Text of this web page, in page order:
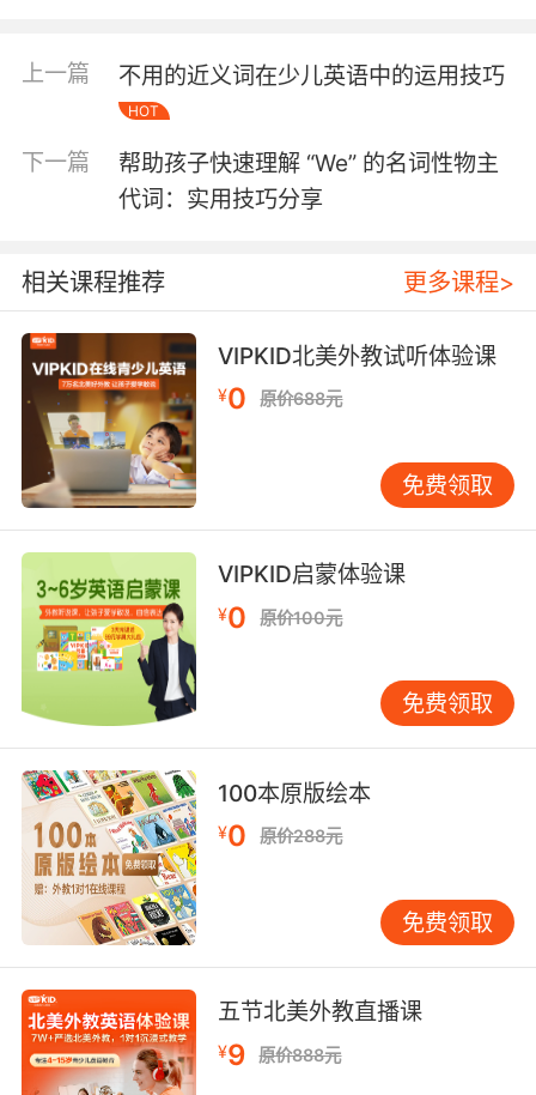
趣，还能通过反复的哼唱加深对发音规则的理
观地理解长元音和短元音的区别。例如，可以制
作一些带有不同颜色标记的单词卡片，用红色标
提示，孩子可以更容易地区分和理解这些发音规
则。此外，还可以利用图表或海报的形式，将常
见的长元音和短元音单词进行分类展示，帮助孩
子系统地学习和记忆。
角色扮演和故事讲述 角色扮演和故事讲述是激发
孩子想象力和创造力的好方法。通过设计一些与
长元音和短元音相关的小故事，让孩子扮演其中
的角色，并在故事中反复使用这些发音规则的单
词，孩子可以在情境中自然而然地掌握这些规
事，让孩子扮演森林中的小动物，通过对话和互
动来学习和区分长元音和短元音。这样的方式不
仅能够让孩子在故事情境中感受到学习的乐趣，
还能通过角色扮演加深对发音规则的理解。
利用多感官学习 多感官学习是指通过视觉、听
觉、触觉等多种感官的协同作用来增强学习效
可以尝试利用多感官学习的方法。例如，可以让
孩子通过触摸不同形状的字母卡片来感受长元音
和短元音的区别，或者通过听录音并模仿发音来
加深对规则的理解。此外，还可以利用动作和手
势来辅助记忆，例如在发音时做出相应的手势，
帮助孩子更直观地理解这些发音规则。
可以通过日常的互动来帮助孩子掌握长元音和短
元音。例如，可以在日常生活中与孩子进行“元音
接龙”游戏，家长说出一个单词，孩子需要接出一
上一篇 不用的近义词在少儿英语中的运用技巧
HOT
下一篇
帮助孩子快速理解 “We” 的名词性物主
代词：实用技巧分享
相关课程推荐 更多课程>
VIPKID北美外教试听体验课
¥0 原价688元
免费领取
VIPKID启蒙体验课
¥0 原价100元
免费领取
100本原版绘本
¥0 原价288元
免费领取
五节北美外教直播课
¥9 原价888元